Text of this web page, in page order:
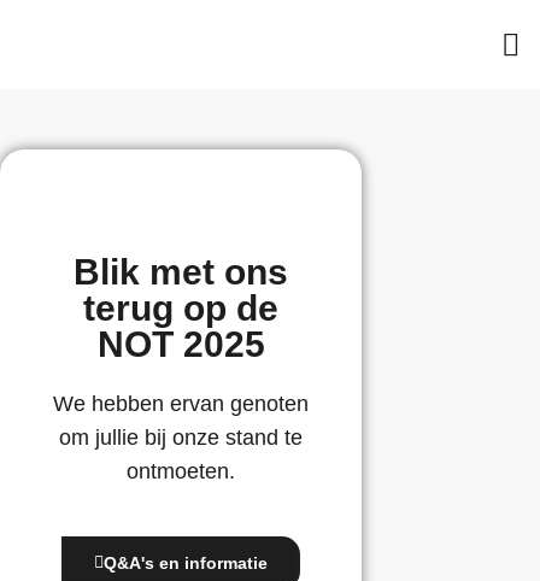
Blik met ons
terug op de
NOT 2025
We hebben ervan genoten
om jullie bij onze stand te
ontmoeten.
Q&A's en informatie